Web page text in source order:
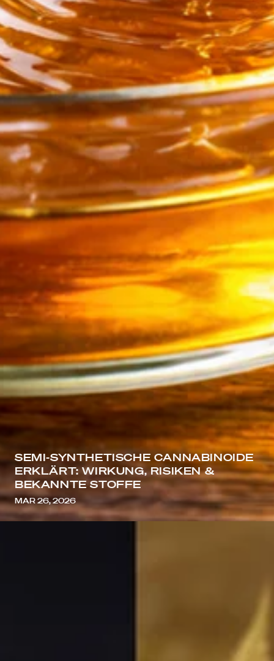
SEMI-SYNTHETISCHE CANNABINOIDE
ERKLÄRT: WIRKUNG, RISIKEN &
BEKANNTE STOFFE
MAR 26, 2026